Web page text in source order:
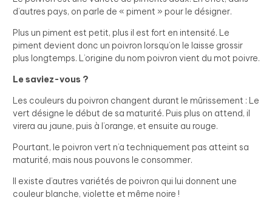
d’autres pays, on parle de « piment » pour le désigner.
Plus un piment est petit, plus il est fort en intensité. Le
piment devient donc un poivron lorsqu’on le laisse grossir
plus longtemps. L’origine du nom poivron vient du mot poivre.
Le saviez-vous ?
Les couleurs du poivron changent durant le mûrissement : Le
vert désigne le début de sa maturité. Puis plus on attend, il
virera au jaune, puis à l’orange, et ensuite au rouge.
Pourtant, le poivron vert n’a techniquement pas atteint sa
maturité, mais nous pouvons le consommer.
Il existe d’autres variétés de poivron qui lui donnent une
couleur blanche, violette et même noire !